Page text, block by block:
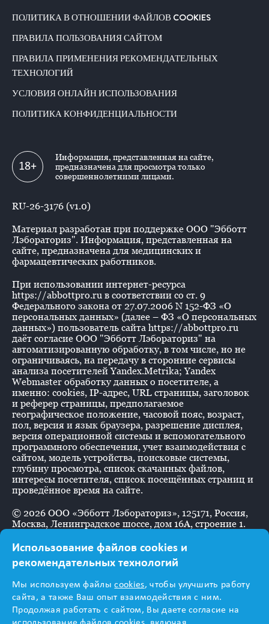
ПОЛИТИКА В ОТНОШЕНИИ ФАЙЛОВ COOKIES
ПРАВИЛА ПОЛЬЗОВАНИЯ САЙТОМ
ПРАВИЛА ПРИМЕНЕНИЯ РЕКОМЕНДАТЕЛЬНЫХ
ТЕХНОЛОГИЙ
УСЛОВИЯ ОНЛАЙН ИСПОЛЬЗОВАНИЯ
ПОЛИТИКА КОНФИДЕНЦИАЛЬНОСТИ
18+
Информация, представленная на сайте,
предназначена для просмотра только
совершеннолетними лицами.
RU-26-3176 (v1.0)
Материал разработан при поддержке ООО "Эбботт
Лэбораториз". Информация, представленная на
сайте, предназначена для медицинских и
фармацевтических работников.
При использовании интернет-ресурса
https://abbottpro.ru в соответствии со ст. 9
Федерального закона от 27.07.2006 N 152-ФЗ «О
персональных данных» (далее – ФЗ «О персональных
данных») пользователь сайта https://abbottpro.ru
даёт согласие ООО "Эбботт Лэбораториз" на
автоматизированную обработку, в том числе, но не
ограничиваясь, на передачу в сторонние сервисы
анализа посетителей Yandex.Metrika; Yandex
Webmaster обработку данных о посетителе, а
именно: cookies, IP-адрес, URL страницы, заголовок
и реферер страницы, предполагаемое
географическое положение, часовой пояс, возраст,
пол, версия и язык браузера, разрешение дисплея,
версия операционной системы и вспомогательного
программного обеспечения, учет взаимодействия с
сайтом, модель устройства, поисковые системы,
глубину просмотра, список скачанных файлов,
интересы посетителя, список посещённых страниц и
проведённое время на сайте.
© 2026 ООО «Эбботт Лэбораториз», 125171, Россия,
Москва, Ленинградское шоссе, дом 16А, строение 1.
Информация
предназначена для
Использование файлов cookies и
рекомендательных технологий
Мы используем файлыcookies, чтобы улучшить работу
сайта, а также Ваш опыт взаимодействия с ним.
Продолжая работать с сайтом, Вы даете согласие на